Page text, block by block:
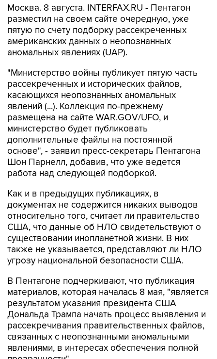
Москва. 8 августа. INTERFAX.RU - Пентагон
разместил на своем сайте очередную, уже
пятую по счету подборку рассекреченных
американских данных о неопознанных
аномальных явлениях (UAP).
"Министерство войны публикует пятую часть
рассекреченных и исторических файлов,
касающихся неопознанных аномальных
явлений (...). Коллекция по-прежнему
размещена на сайте WAR.GOV/UFO, и
министерство будет публиковать
дополнительные файлы на постоянной
основе", - заявил пресс-секретарь Пентагона
Шон Парнелл, добавив, что уже ведется
работа над следующей подборкой.
Как и в предыдущих публикациях, в
документах не содержится никаких выводов
относительно того, считает ли правительство
США, что данные об НЛО свидетельствуют о
существовании инопланетной жизни. В них
также не указывается, представляют ли НЛО
угрозу национальной безопасности США.
В Пентагоне подчеркивают, что публикация
материалов, которая началась 8 мая, "является
результатом указания президента США
Дональда Трампа начать процесс выявления и
рассекречивания правительственных файлов,
связанных с неопознанными аномальными
явлениями, в интересах обеспечения полной